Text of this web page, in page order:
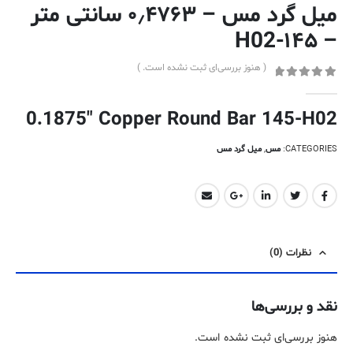
میل گرد مس – ۰٫۴۷۶۳ سانتی متر
– ۱۴۵-H02
( هنوز بررسی‌ای ثبت نشده است. )
0.1875″ Copper Round Bar 145-H02
CATEGORIES: مس,میل گرد مس
نظرات (0)
نقد و بررسی‌ها
هنوز بررسی‌ای ثبت نشده است.